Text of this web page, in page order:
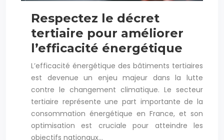
Respectez le décret
tertiaire pour améliorer
l’efficacité énergétique
L’efficacité énergétique des bâtiments tertiaires
est devenue un enjeu majeur dans la lutte
contre le changement climatique. Le secteur
tertiaire représente une part importante de la
consommation énergétique en France, et son
optimisation est cruciale pour atteindre les
objectifs nationaux…